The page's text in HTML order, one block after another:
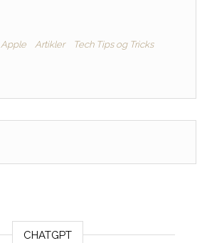
Apple Artikler Tech Tips og Tricks
CHATGPT